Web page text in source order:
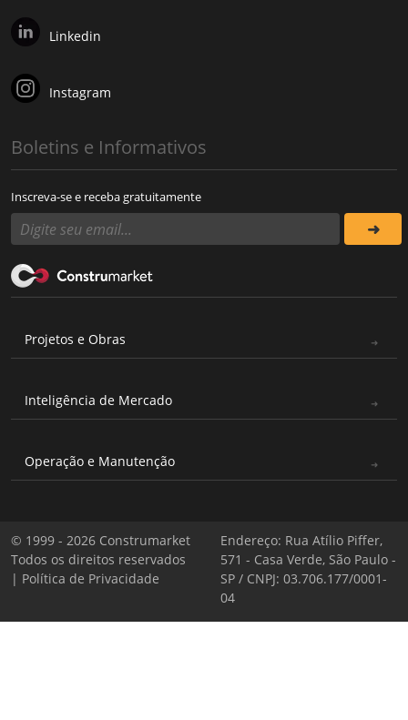
Linkedin
Instagram
Boletins e Informativos
Inscreva-se e receba gratuitamente
Projetos e Obras
Inteligência de Mercado
Operação e Manutenção
© 1999 - 2026 Construmarket
Todos os direitos reservados
| Política de Privacidade
Endereço: Rua Atílio Piffer,
571 - Casa Verde, São Paulo -
SP / CNPJ: 03.706.177/0001-
04